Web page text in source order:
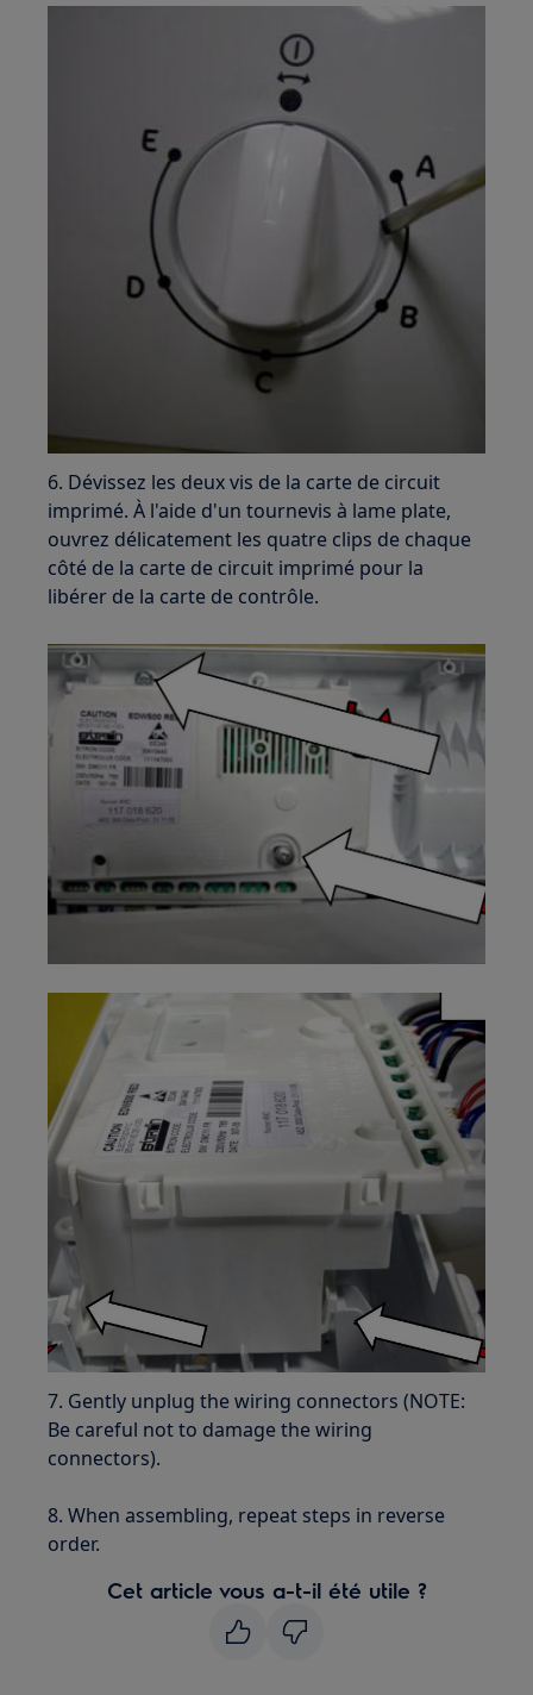
6. Dévissez les deux vis de la carte de circuit
imprimé. À l'aide d'un tournevis à lame plate,
ouvrez délicatement les quatre clips de chaque
côté de la carte de circuit imprimé pour la
libérer de la carte de contrôle.
7. Gently unplug the wiring connectors (NOTE:
Be careful not to damage the wiring
connectors).
8. When assembling, repeat steps in reverse
order.
Cet article vous a-t-il été utile ?